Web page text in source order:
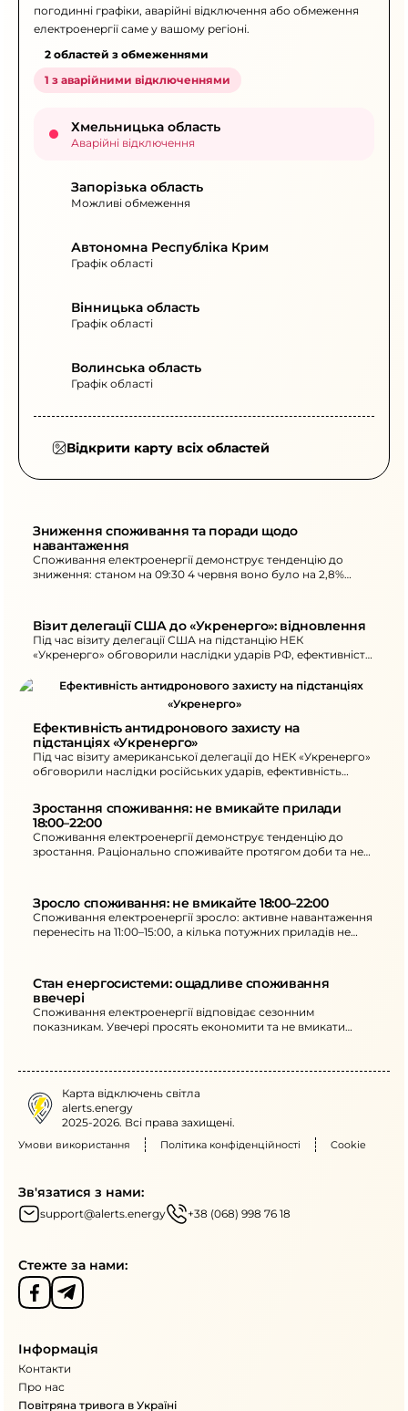
погодинні графіки, аварійні відключення або обмеження
електроенергії саме у вашому регіоні.
2 областей з обмеженнями
1 з аварійними відключеннями
Хмельницька область
Аварійні відключення
Запорізька область
Можливі обмеження
Автономна Республіка Крим
Графік області
Вінницька область
Графік області
Волинська область
Графік області
Відкрити карту всіх областей
Зниження споживання та поради щодо
навантаження
Споживання електроенергії демонструє тенденцію до
зниження: станом на 09:30 4 червня воно було на 2,8%
18:00–22:00.
Візит делегації США до «Укренерго»: відновлення
Під час візиту делегації США на підстанцію НЕК
«Укренерго» обговорили наслідки ударів РФ, ефективність
Ефективність антидронового захисту на
підстанціях «Укренерго»
Під час візиту американської делегації до НЕК «Укренерго»
обговорили наслідки російських ударів, ефективність
відновлення.
Зростання споживання: не вмикайте прилади
18:00–22:00
Споживання електроенергії демонструє тенденцію до
зростання. Раціонально споживайте протягом доби та не
Зросло споживання: не вмикайте 18:00–22:00
Споживання електроенергії зросло: активне навантаження
перенесіть на 11:00–15:00, а кілька потужних приладів не
Стан енергосистеми: ощадливе споживання
ввечері
Споживання електроенергії відповідає сезонним
показникам. Увечері просять економити та не вмикати
областях.
Карта відключень світла
alerts.energy
2025-2026. Всі права захищені.
Умови використання Політика конфіденційності Cookie
Зв'язатися з нами:
support@alerts.energy +38 (068) 998 76 18
Стежте за нами:
Інформація
Контакти
Про нас
Повітряна тривога в Україні